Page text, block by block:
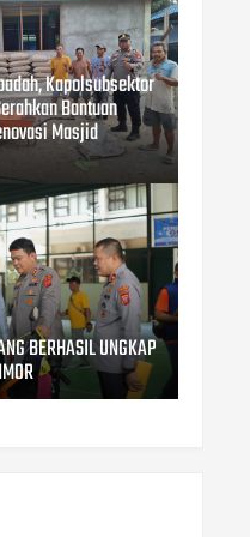
Kapolsubsektor
Bantuan
Masjid
BERHASIL UNGKAP